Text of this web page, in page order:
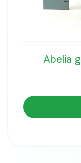
Abelia